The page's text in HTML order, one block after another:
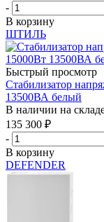
-
В корзину
ШТИЛЬ
Быстрый просмотр
Стабилизатор
13500ВА белый
В наличии на
135 300 ₽
-
В корзину
DEFENDER